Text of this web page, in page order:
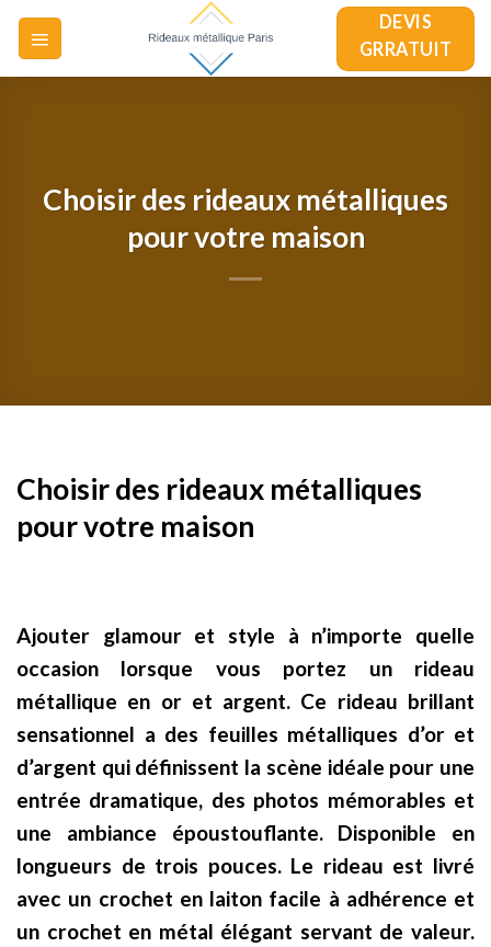
Skip
content
DEVIS
GRRATUIT
Choisir des rideaux métalliques
pour votre maison
Choisir des rideaux métalliques
pour votre maison
Ajouter glamour et style à n’importe quelle
occasion lorsque vous portez un rideau
métallique en or et argent. Ce rideau brillant
sensationnel a des feuilles métalliques d’or et
d’argent qui définissent la scène idéale pour une
entrée dramatique, des photos mémorables et
une ambiance époustouflante. Disponible en
longueurs de trois pouces. Le rideau est livré
avec un crochet en laiton facile à adhérence et
un crochet en métal élégant servant de valeur.